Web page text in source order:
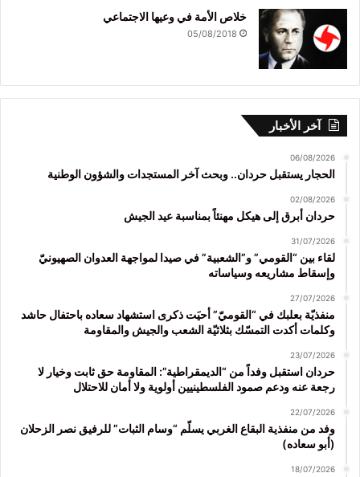
خلاص الأمة في وعيها الاجتماعي
05/08/2018
آخر الأخبار
06/08/2026
الحجار يستقبل حردان.. وبحث آخر المستجدات والشؤون الوطنية
02/08/2026
حردان أبرق إلى هيكل مهنئاً بمناسبة عيد الجيش
31/07/2026
لقاء بين “القومي” و”الشعبية” في صيدا لمواجهة العدوان الصهيونيّ
وإسقاط مشاريعه وسياساته
27/07/2026
منفذيّة بعلبك في “القوميّ” أحيَت ذكرى استشهاد سعاده باحتفال حاشد
وكلمات أكدت التمسّك بثلاثيّة الشعب والجيش والمقاومة
23/07/2026
حردان استقبل وفداً من “الديمقراطية”: المقاومة حق ثابت وخيار لا
رجعة عنه ودعم صمود الفلسطينيين أولوية ولا أمان للاحتلال
22/07/2026
وفد من منفذية البقاع الغربي يسلّم “وسام الثبات” للرفيق نصر الزحلان
(أبو سعاده)
18/07/2026